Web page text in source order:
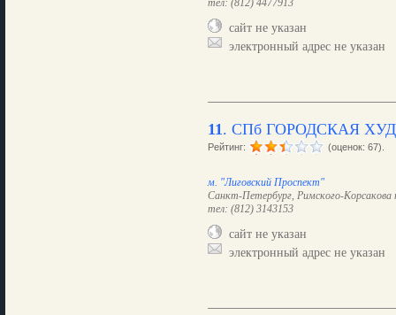
тел: (812) 4477913
сайт не указан
электронный адрес не указан
11. СПб ГОРОДСКАЯ
Рейтинг: (оценок: 67).
м. "Лиговский Проспект"
Санкт-Петербург, Римского-Корсакова
тел: (812) 3143153
сайт не указан
электронный адрес не указан